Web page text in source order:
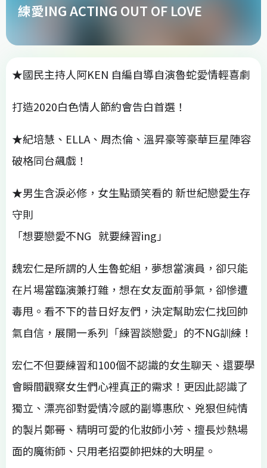
練愛ING ACTING OUT OF LOVE
★國民主持人阿KEN 自編自導自演魯蛇愛情輕喜劇
打造2020白色情人節約會告白首選！
★紀培慧、ELLA、周杰倫、溫昇豪等豪華巨星陣容
破格同台飆戲！
★男生含淚必修，女生點頭笑看的 新世紀戀愛生存
守則
「想要戀愛不NG 就要練習ing」
魏宏仁是所謂的人生魯蛇組，夢想當演員，卻只能
在片場當臨演兼打雜，想在女友面前爭氣，卻慘遭
毒甩。看不下的昔日好友們，決定幫助宏仁找回帥
氣自信，展開一系列「練習談戀愛」的不NG訓練！
宏仁不但要練習和100個不認識的女生聊天、還要學
會瞬間觀察女生們心裡真正的需求！更因此認識了
獨立、漂亮卻對愛情冷感的副導惠欣、兇狠但純情
的製片鄭哥、精明可愛的化妝師小芳、擅長炒熱場
面的魔術師、只用老招耍帥把妹的大明星。